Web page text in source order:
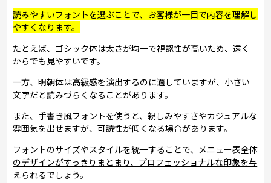
読みやすいフォントを選ぶことで、お客様が一目で内容を理解し
やすくなります。
たとえば、ゴシック体は太さが均一で視認性が高いため、遠く
からでも見やすいです。
一方、明朝体は高級感を演出するのに適していますが、小さい
文字だと読みづらくなることがあります。
また、手書き風フォントを使うと、親しみやすさやカジュアルな
雰囲気を出せますが、可読性が低くなる場合があります。
フォントのサイズやスタイルを統一することで、メニュー表全体
のデザインがすっきりまとまり、プロフェッショナルな印象を与
えられるでしょう。